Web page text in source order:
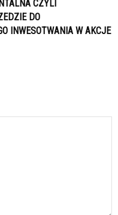
CZYLI
DO
INWESOTWANIA W AKCJE